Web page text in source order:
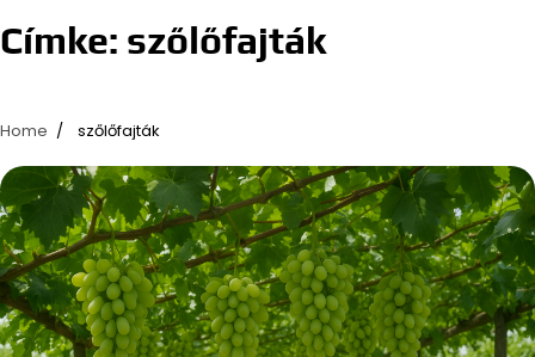
Címke: szőlőfajták
Home szőlőfajták